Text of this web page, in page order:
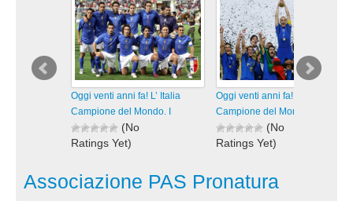
Oggi venti anni fa! L’ Italia
Campione del Mondo. I
(No
Ratings Yet)
visualizzazioni
Oggi venti anni fa! L’ Italia
Campione del Mondo. I
(No
Ratings Yet)
visualizzazioni
Associazione PAS Pronatura